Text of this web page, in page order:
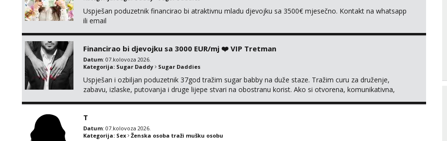
Uspješan poduzetnik financirao bi atraktivnu mladu djevojku sa 3500€ mjesečno. Kontakt na whatsapp
ili email
Financirao bi djevojku sa 3000 EUR/mj ❤️ VIP Tretman
Datum: 07.kolovoza 2026.
Kategorija: Sugar Daddy Sugar Daddies
Uspješan i ozbiljan poduzetnik 37god tražim sugar babby na duže staze. Tražim curu za druženje,
zabavu, izlaske, putovanja i druge lijepe stvari na obostranu korist. Ako si otvorena, komunikativna,
T
Datum: 07.kolovoza 2026.
Kategorija: Sex Ženska osoba traži mušku osobu